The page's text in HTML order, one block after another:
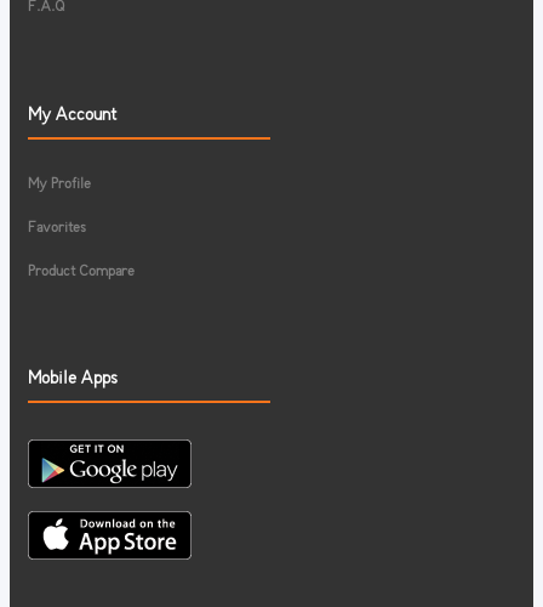
F.A.Q
My Account
My Profile
Favorites
Product Compare
Mobile Apps